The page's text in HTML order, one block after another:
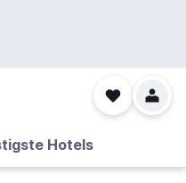
Hotels